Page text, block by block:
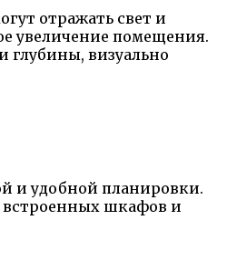
отражать свет и
увеличение помещения.
глубины, визуально
и удобной планировки.
встроенных шкафов и